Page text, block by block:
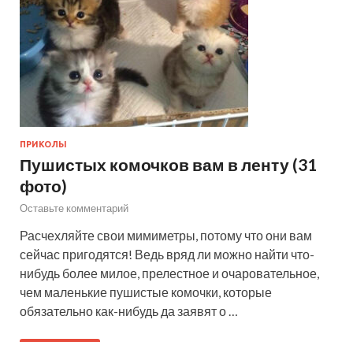
ПРИКОЛЫ
Пушистых комочков вам в ленту (31
фото)
Оставьте комментарий
Расчехляйте свои мимиметры, потому что они вам
сейчас пригодятся! Ведь вряд ли можно найти что-
нибудь более милое, прелестное и очаровательное,
чем маленькие пушистые комочки, которые
обязательно как-нибудь да заявят о …